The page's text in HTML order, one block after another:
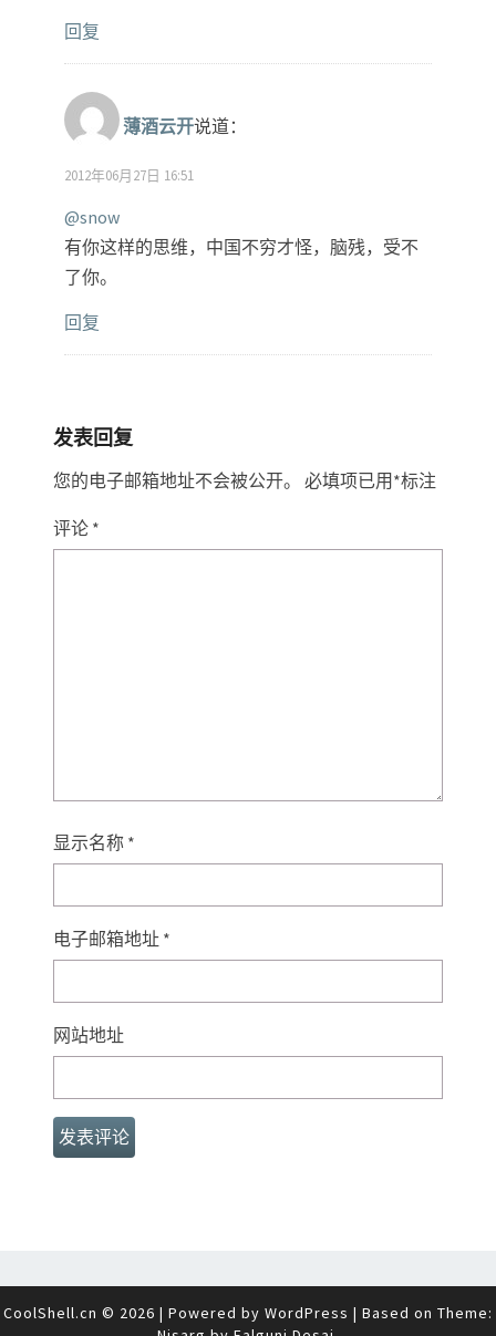
回复
薄酒云开说道：
2012年06月27日 16:51
@snow
有你这样的思维，中国不穷才怪，脑残，受不
了你。
回复
发表回复
您的电子邮箱地址不会被公开。 必填项已用 *标注
评论 *
显示名称 *
电子邮箱地址 *
网站地址
CoolShell.cn © 2026 | Powered by WordPress | Based on Theme: